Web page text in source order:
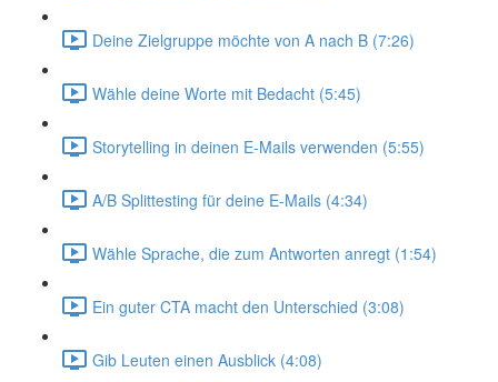
Deine Zielgruppe möchte von A nach B (7:26)
Wähle deine Worte mit Bedacht (5:45)
Storytelling in deinen E-Mails verwenden (5:55)
A/B Splittesting für deine E-Mails (4:34)
Wähle Sprache, die zum Antworten anregt (1:54)
Ein guter CTA macht den Unterschied (3:08)
Gib Leuten einen Ausblick (4:08)